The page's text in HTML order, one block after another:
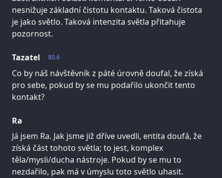
nesnižuje základní čistotu kontaktu. Taková čistota
je jako světlo. Taková intenzita světla přitahuje
pozornost.
80.6
Tazatel
Co by náš návštěvník z páté úrovně doufal, že získá
pro sebe, pokud by se mu podařilo ukončit tento
kontakt?
Ra
Já jsem Ra. Jak jsme již dříve uvedli, entita doufá, že
získá část tohoto světla; to jest, komplex
těla/mysli/ducha nástroje. Pokud by se mu to
nezdařilo, pak má v úmyslu toto světlo uhasit.